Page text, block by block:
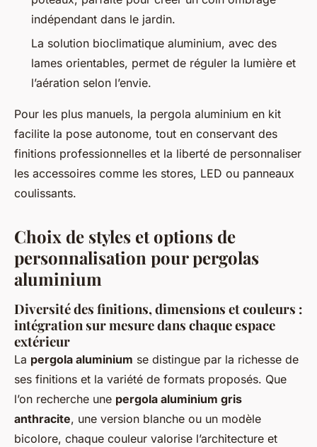
indépendant dans le jardin.
La solution bioclimatique aluminium, avec des
lames orientables, permet de réguler la lumière et
l’aération selon l’envie.
Pour les plus manuels, la pergola aluminium en kit
facilite la pose autonome, tout en conservant des
finitions professionnelles et la liberté de personnaliser
les accessoires comme les stores, LED ou panneaux
coulissants.
Choix de styles et options de
personnalisation pour pergolas
aluminium
Diversité des finitions, dimensions et couleurs :
intégration sur mesure dans chaque espace
extérieur
La pergola aluminium se distingue par la richesse de
ses finitions et la variété de formats proposés. Que
l’on recherche une pergola aluminium gris
anthracite, une version blanche ou un modèle
bicolore, chaque couleur valorise l’architecture et